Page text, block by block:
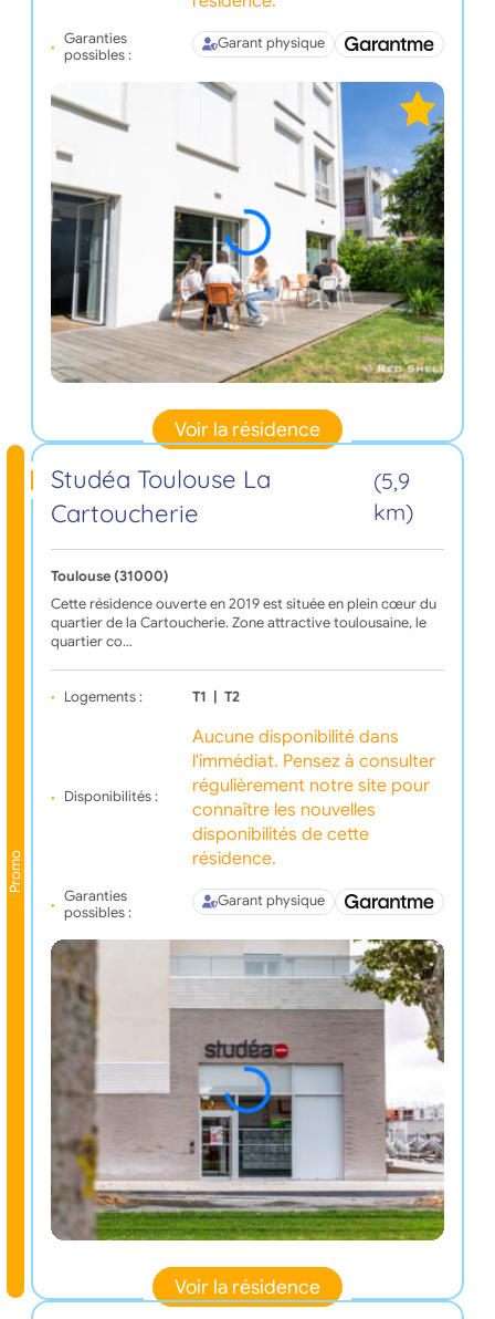
Garanties
possibles :
Garant physique
Voir la résidence
Promo
Studéa Toulouse La
Cartoucherie
(5,9
km)
Toulouse (31000)
Cette résidence ouverte en 2019 est située en plein cœur du
quartier de la Cartoucherie. Zone attractive toulousaine, le
quartier co…
Logements : T1 | T2
Disponibilités :
Aucune disponibilité dans
l'immédiat. Pensez à consulter
régulièrement notre site pour
connaître les nouvelles
disponibilités de cette
résidence.
Garanties
possibles :
Garant physique
Voir la résidence